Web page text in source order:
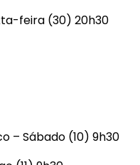
feira (30) 20h30
– Sábado (10) 9h30